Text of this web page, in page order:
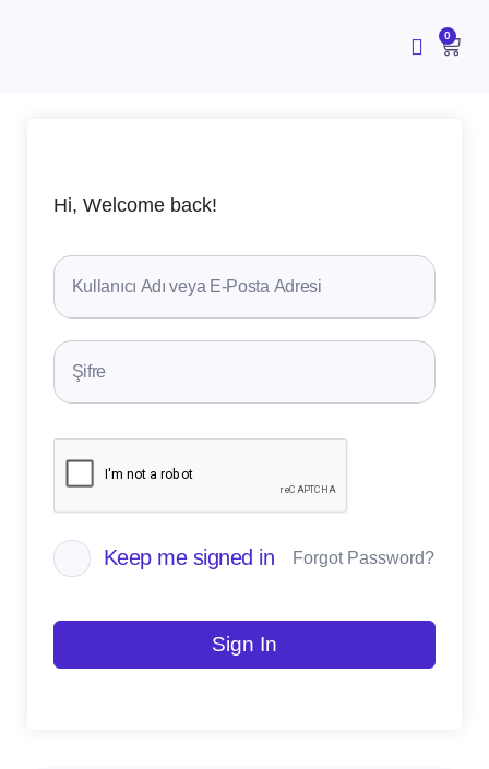
0
Hi, Welcome back!
Keep me signed in Forgot Password?
Sign In